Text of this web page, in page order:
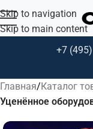
Skip to navigation
Skip to main content
+7
Главная Каталог
Уценённое